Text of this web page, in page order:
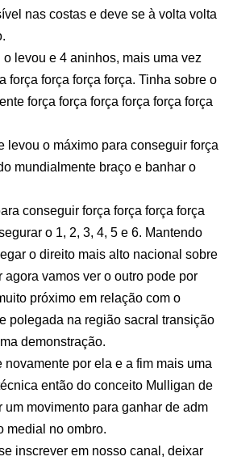
nas costas e deve se à volta volta
o levou e 4 aninhos, mais uma vez
força força força força. Tinha sobre o
força força força força força força
levou o máximo para conseguir força
mundialmente braço e banhar o
conseguir força força força força
o 1, 2, 3, 4, 5 e 6. Mantendo
o direito mais alto nacional sobre
agora vamos ver o outro pode por
próximo em relação com o
polegada na região sacral transição
demonstração.
por ela e a fim mais uma
então do conceito Mulligan de
um movimento para ganhar de adm
medial no ombro.
inscrever em nosso canal, deixar